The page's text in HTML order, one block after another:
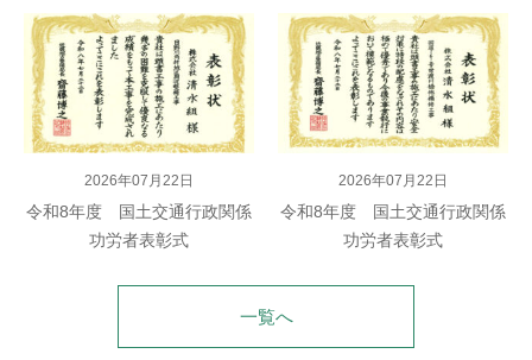
2026年07月22日
令和8年度 国土交通行政関係
功労者表彰式
2026年07月22日
令和8年度 国土交通行政関係
功労者表彰式
一覧へ